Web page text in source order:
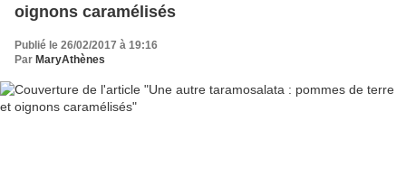
oignons caramélisés
Publié le 26/02/2017 à 19:16
Par MaryAthènes